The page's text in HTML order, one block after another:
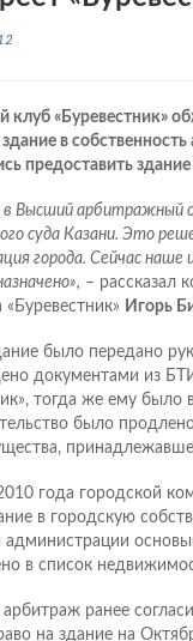
клуб «Буревестник»
в
предоставить
Высший арбитражный
суда Казани. Это
города. Сейчас наше
– рассказал
«Буревестник» Игорь
было передано
документами из
тогда же ему было
было
года городской
в городскую
администрации
в список
ранее
на здание на